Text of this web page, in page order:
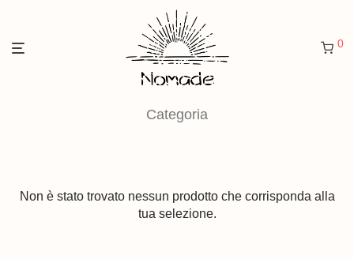
0
Categoria
Non è stato trovato nessun prodotto che corrisponda alla
tua selezione.